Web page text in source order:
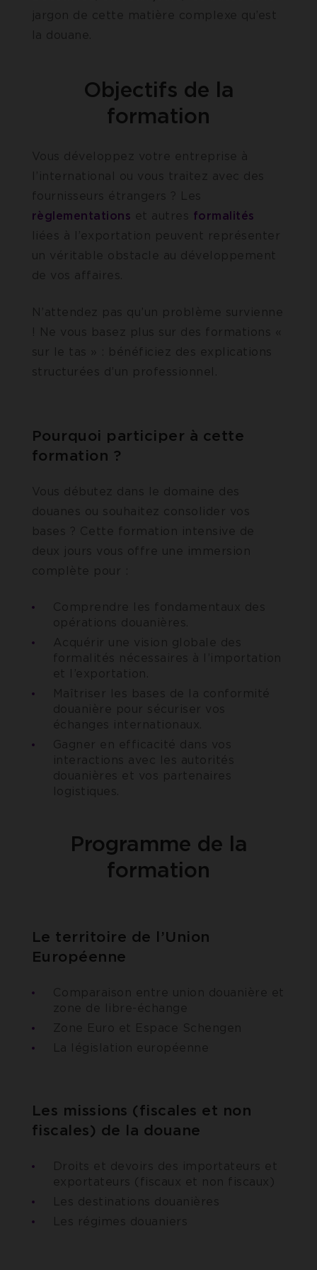
jargon de cette matière complexe qu’est
la douane.
Objectifs de la
formation
Vous développez votre entreprise à
l’international ou vous traitez avec des
fournisseurs étrangers ? Les
règlementations et autres formalités
liées à l’exportation peuvent représenter
un véritable obstacle au développement
de vos affaires.
N’attendez pas qu’un problème survienne
! Ne vous basez plus sur des formations «
sur le tas » : bénéficiez des explications
structurées d’un professionnel.
Pourquoi participer à cette
formation ?
Vous débutez dans le domaine des
douanes ou souhaitez consolider vos
bases ? Cette formation intensive de
deux jours vous offre une immersion
complète pour :
Comprendre les fondamentaux des
opérations douanières.
Acquérir une vision globale des
formalités nécessaires à l’importation
et l’exportation.
Maîtriser les bases de la conformité
douanière pour sécuriser vos
échanges internationaux.
Gagner en efficacité dans vos
interactions avec les autorités
douanières et vos partenaires
logistiques.
Programme de la
formation
Le territoire de l’Union
Européenne
Comparaison entre union douanière et
zone de libre-échange
Zone Euro et Espace Schengen
La législation européenne
Les missions (fiscales et non
fiscales) de la douane
Droits et devoirs des importateurs et
exportateurs (fiscaux et non fiscaux)
Les destinations douanières
Les régimes douaniers